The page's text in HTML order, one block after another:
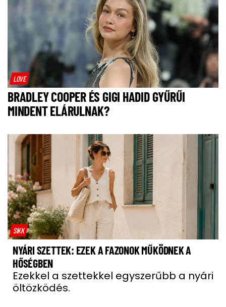
LOVE
BRADLEY COOPER ÉS GIGI HADID GYŰRŰI
MINDENT ELÁRULNAK?
SIKK
NYÁRI SZETTEK: EZEK A FAZONOK MŰKÖDNEK A
HŐSÉGBEN
Ezekkel a szettekkel egyszerűbb a nyári
öltözködés.